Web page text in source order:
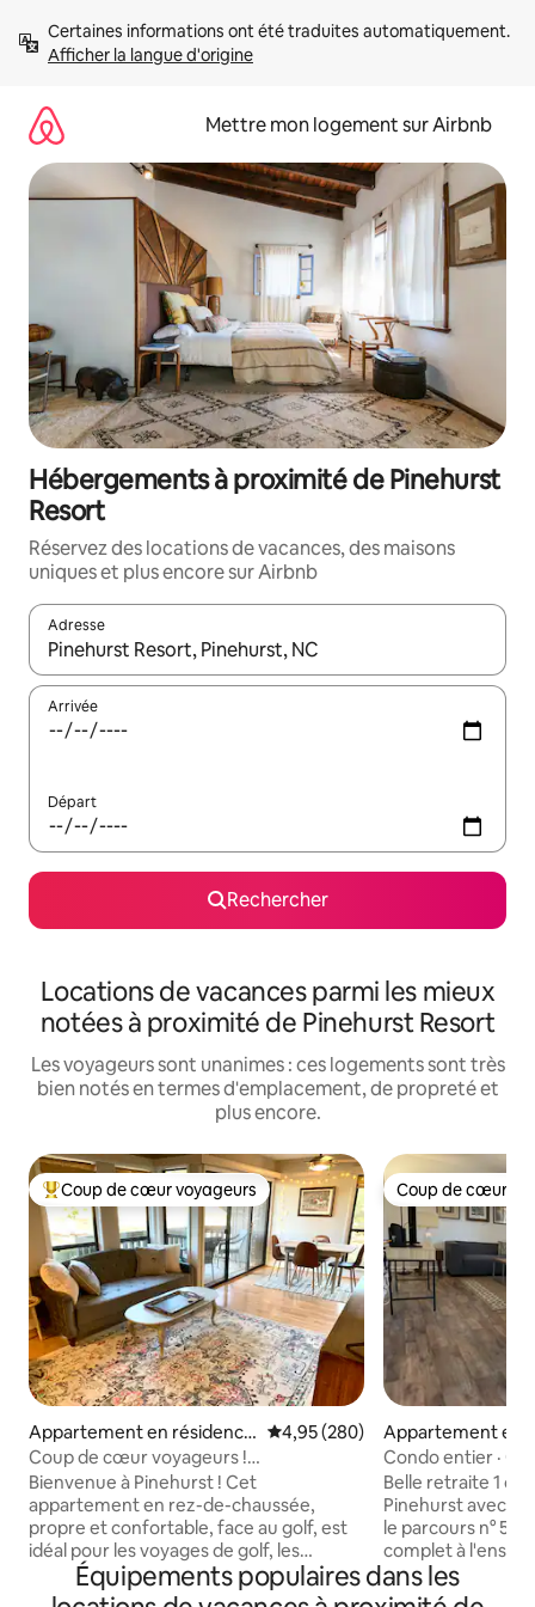
directement
Afficher la langue d'origine
Mettre mon logement sur Airbnb
Hébergements à proximité de Pinehurst
Resort
Réservez des locations de vacances, des maisons
uniques et plus encore sur Airbnb
Adresse
Lorsque les résultats s'affichent, utilisez les flèches vers le
Arrivée
Départ
Rechercher
Locations de vacances parmi les mieux
notées à proximité de Pinehurst Resort
Les voyageurs sont unanimes : ces logements sont très
bien notés en termes d'emplacement, de propreté et
plus encore.
Coups de cœur voyageurs les plus appréciés
Coup de cœur voyageurs
Appartement en résidence
⋅ Pinehurst
Évaluation moyenne sur la
4,95 (280)
Coup de cœur voyageurs !
Appartement propre et calme à
Pinehurst Golf
Bienvenue à Pinehurst ! Cet
appartement en rez-de-chaussée,
propre et confortable, face au golf, est
idéal pour les voyages de golf, les
excursions de week-end, les séjours plus
longs et même les vacances à la maison.
Coup de cœur
Coup de cœur
Appartement en
⋅ Pinehurst
Condo entier ·
pied jusqu'au PCC
Belle retraite 1
Pinehurst avec
le parcours n° 5.
complet à
en toute intimité
incontournable et
Équipements populaires dans les